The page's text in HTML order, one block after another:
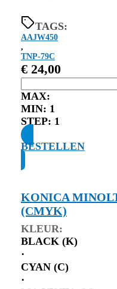
TAGS:
AAJW450
,
TNP-79C
€ 24,00
MAX:
MIN: 1
STEP: 1
BESTELLEN
KONICA
(CMYK)
KLEUR:
BLACK (K)
⋅
CYAN (C)
⋅